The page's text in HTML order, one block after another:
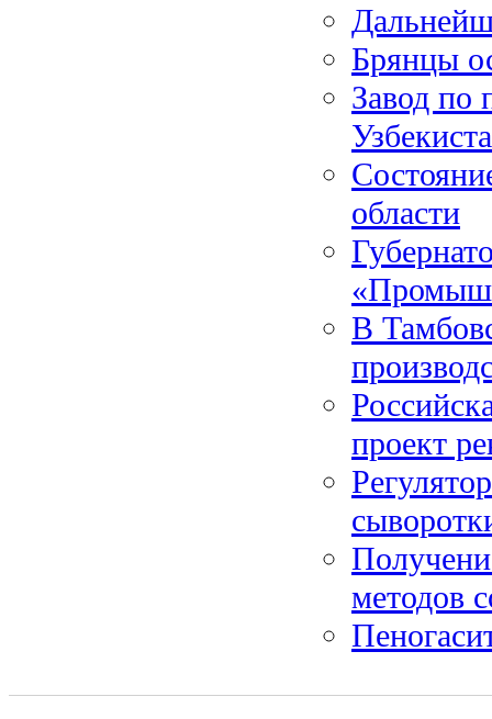
Брянцы
Завод по
области
В
проект
методов